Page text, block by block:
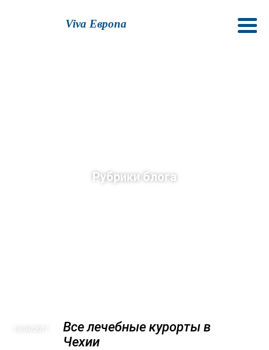
Viva Европа
Рубрики блога
Все лечебные курорты в
Чехии